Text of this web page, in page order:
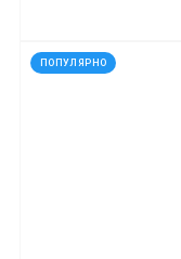
ПОПУЛЯРНО
код: 40200